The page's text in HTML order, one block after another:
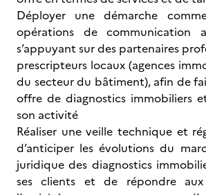
Déployer une démarche
opérations de communication
s’appuyant sur des partenaires
prescripteurs locaux (agences
du secteur du bâtiment), afin de
offre de diagnostics immobiliers
son activité
Réaliser une veille technique et
d’anticiper les évolutions du
juridique des diagnostics
ses clients et de répondre